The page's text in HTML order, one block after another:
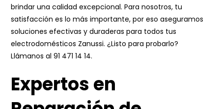
brindar una calidad excepcional. Para nosotros, tu
satisfacción es lo más importante, por eso aseguramos
soluciones efectivas y duraderas para todos tus
electrodomésticos Zanussi. ¿Listo para probarlo?
Llámanos al91 471 14 14.
Expertos en